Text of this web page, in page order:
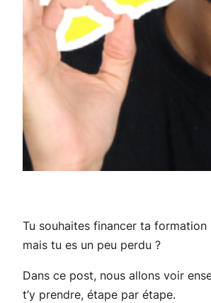
Tu souhaites financer ta formation
mais tu es un peu perdu ?
Dans ce post, nous allons voir
t’y prendre, étape par étape.